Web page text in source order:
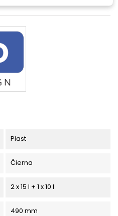
Plast
Čierna
2 x 15 l + 1 x 10 l
490 mm